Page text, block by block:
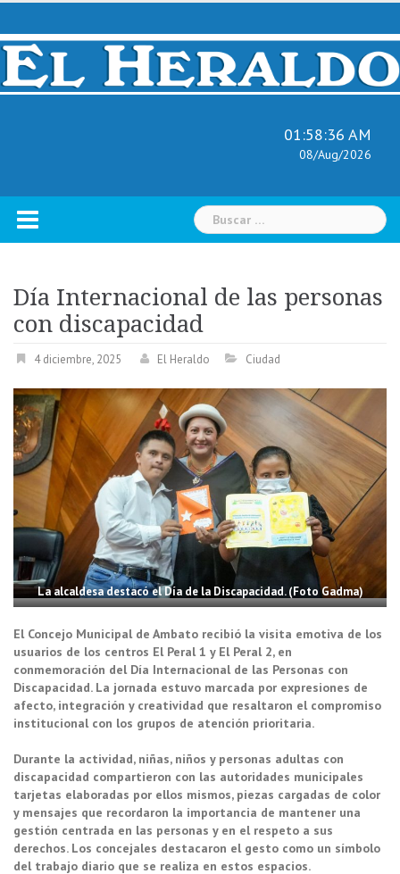
Skip
content
01:58:36 AM
08/Aug/2026
Buscar:
Día Internacional de las personas
con discapacidad
4 diciembre, 2025 El Heraldo Ciudad
La alcaldesa destacó el Día de la Discapacidad. (Foto Gadma)
El Concejo Municipal de Ambato recibió la visita emotiva de los
usuarios de los centros El Peral 1 y El Peral 2, en
conmemoración del Día Internacional de las Personas con
Discapacidad. La jornada estuvo marcada por expresiones de
afecto, integración y creatividad que resaltaron el compromiso
institucional con los grupos de atención prioritaria.
Durante la actividad, niñas, niños y personas adultas con
discapacidad compartieron con las autoridades municipales
tarjetas elaboradas por ellos mismos, piezas cargadas de color
y mensajes que recordaron la importancia de mantener una
gestión centrada en las personas y en el respeto a sus
derechos. Los concejales destacaron el gesto como un símbolo
del trabajo diario que se realiza en estos espacios.